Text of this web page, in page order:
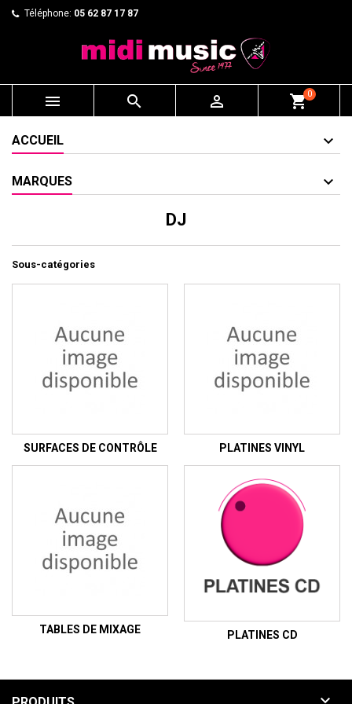
Téléphone: 05 62 87 17 87
   shopping_cart0
ACCUEIL
MARQUES
DJ
Sous-catégories
SURFACES DE CONTRÔLE PLATINES VINYL
TABLES DE MIXAGE PLATINES CD